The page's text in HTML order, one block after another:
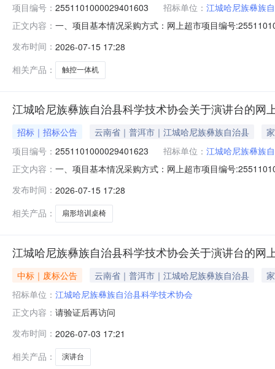
项目编号： 2551101000029401603 招标单位： 江城哈尼族彝族
正文内容： 一、项目基本情况采购方式：网上超市项目编号
机（安卓14.04+32G大内存/内置1900万像素摄像头）75
发布时间： 2026-07-15 17:28
相关产品：
触控一体机
江城哈尼族彝族自治县科学技术协会关于演讲台的网
招标｜招标公告 云南省｜普洱市｜江城哈尼族彝族自治县
项目编号： 2551101000029401623 招标单位： 江城哈尼族彝族
正文内容： 一、项目基本情况采购方式：网上超市项目编号
销售属性：颜色分类：原木色产品尺寸（长*宽*高）
发布时间： 2026-07-15 17:28
相关产品：
扇形培训桌椅
江城哈尼族彝族自治县科学技术协会关于演讲台的网
中标｜废标公告 云南省｜普洱市｜江城哈尼族彝族自治县
招标单位： 江城哈尼族彝族自治县科学技术协会
正文内容： 请验证后再访问
发布时间： 2026-07-03 17:21
相关产品：
演讲台